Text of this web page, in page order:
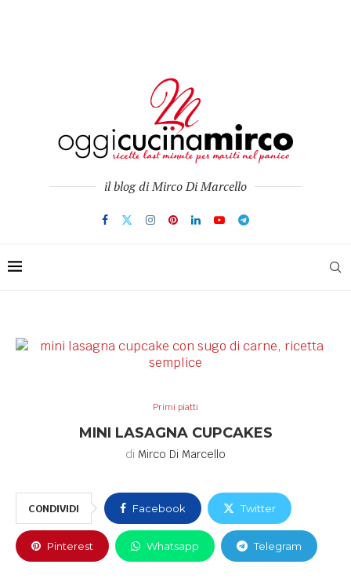
il blog di Mirco Di Marcello
Primi piatti
MINI LASAGNA CUPCAKES
di Mirco Di Marcello
CONDIVIDI Facebook Twitter
Pinterest Whatsapp Telegram